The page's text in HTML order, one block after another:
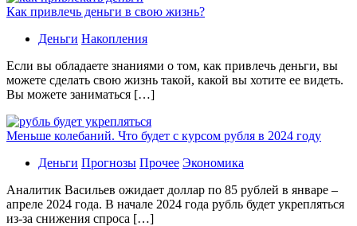
Как привлечь деньги в свою жизнь?
Деньги Накопления
Если вы обладаете знаниями о том, как привлечь деньги, вы
можете сделать свою жизнь такой, какой вы хотите ее видеть.
Вы можете заниматься […]
Меньше колебаний. Что будет с курсом рубля в 2024 году
Деньги Прогнозы Прочее Экономика
Аналитик Васильев ожидает доллар по 85 рублей в январе –
апреле 2024 года. В начале 2024 года рубль будет укрепляться
из-за снижения спроса […]